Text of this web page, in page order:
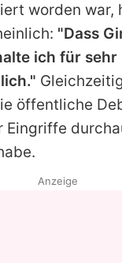
Utiq verwalten
worden war,
"Dass
ich für sehr
öffentliche
Eingriffe
Anzeige